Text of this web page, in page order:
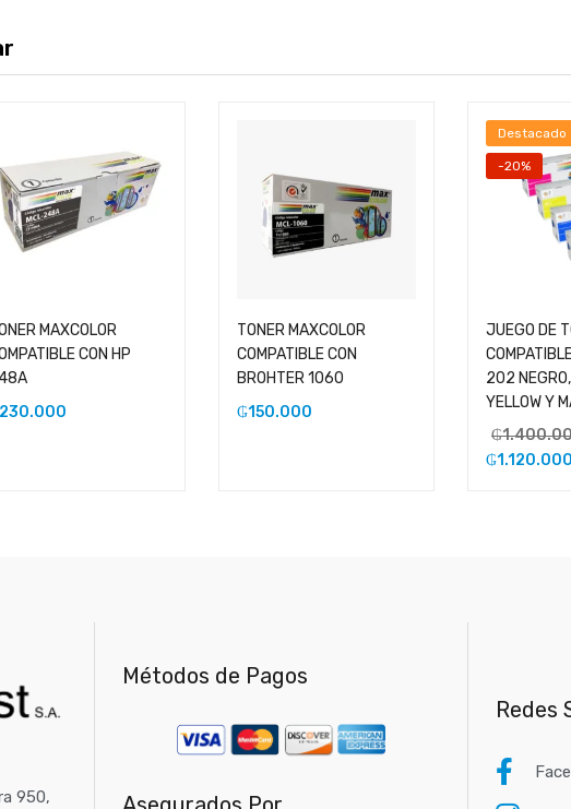
MAXCOLOR
CON HP
230.000
TONER MAXCOLOR
COMPATIBLE CON
BROHTER 1060
₲150.000
-20%
Destacado
JUEGO DE
202
YELLOW Y
₲
₲1.120.000
950,
Métodos de Pagos
Redes